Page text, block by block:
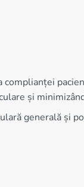
și
generală și